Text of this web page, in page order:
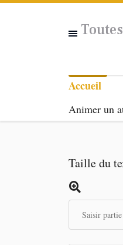
Accueil
Animer un
Taille du
Saisir